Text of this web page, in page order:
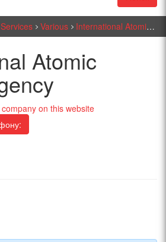
Services Various International Atomic Energy Agency
Atomic